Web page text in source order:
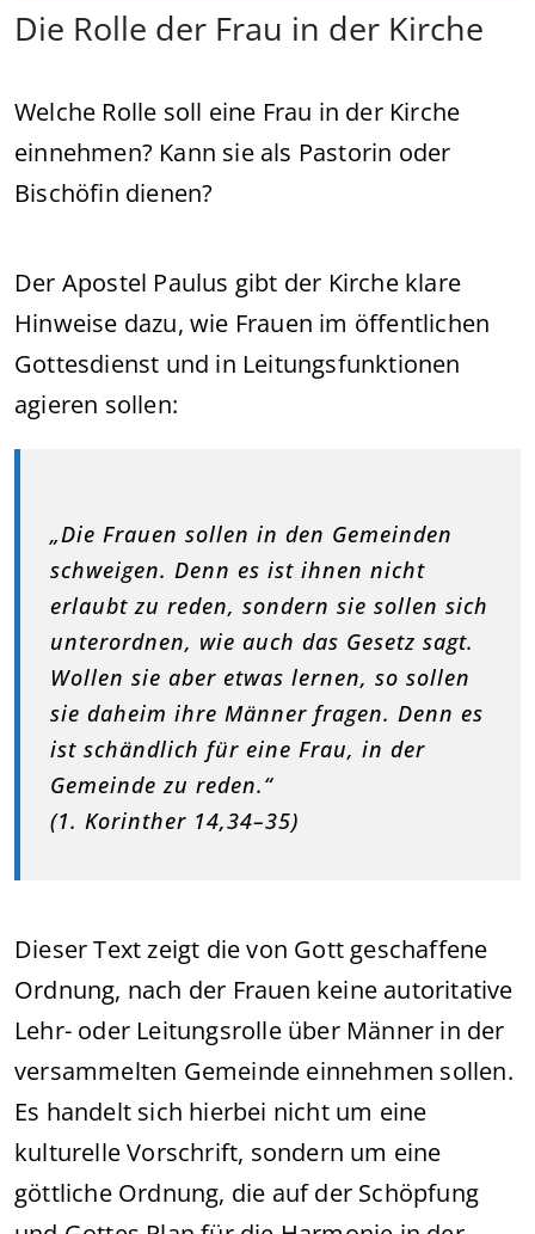
Die Rolle der Frau in der Kirche
Welche Rolle soll eine Frau in der Kirche
einnehmen? Kann sie als Pastorin oder
Bischöfin dienen?
Der Apostel Paulus gibt der Kirche klare
Hinweise dazu, wie Frauen im öffentlichen
Gottesdienst und in Leitungsfunktionen
agieren sollen:
„Die Frauen sollen in den Gemeinden
schweigen. Denn es ist ihnen nicht
erlaubt zu reden, sondern sie sollen sich
unterordnen, wie auch das Gesetz sagt.
Wollen sie aber etwas lernen, so sollen
sie daheim ihre Männer fragen. Denn es
ist schändlich für eine Frau, in der
Gemeinde zu reden.“
(1. Korinther 14,34–35)
Dieser Text zeigt die von Gott geschaffene
Ordnung, nach der Frauen keine autoritative
Lehr- oder Leitungsrolle über Männer in der
versammelten Gemeinde einnehmen sollen.
Es handelt sich hierbei nicht um eine
kulturelle Vorschrift, sondern um eine
göttliche Ordnung, die auf der Schöpfung